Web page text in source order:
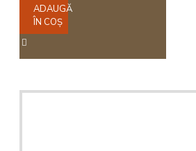
ADAUGĂ
ÎN COŞ